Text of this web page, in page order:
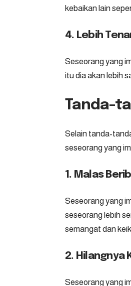
kebaikan lain
4. Lebih
Seseorang yang
itu dia akan lebih
Tanda-
Selain tanda-
seseorang yang
1. Malas
Seseorang yang
seseorang lebih
semangat dan
2. Hilangnya
Seseorang yang